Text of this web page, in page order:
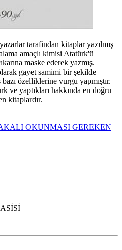
tarafindan kitaplar yazılmış
amaçlı kimisi Atatürk'ü
maske ederek yazmış.
gayet samimi bir şekilde
özelliklerine vurgu yapmıştır.
ve yaptıkları hakkında en doğru
kitaplardır.
OKUNMASI GEREKEN